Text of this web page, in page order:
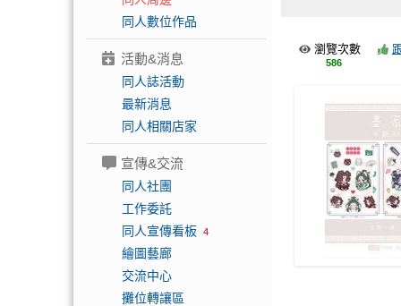
同人數位作品
活動&消息
同人誌活動
最新消息
同人相關店家
宣傳&交流
同人社團
工作委託
同人宣傳看板 4
繪圖藝廊
交流中心
攤位轉讓區
瀏覽次數
586